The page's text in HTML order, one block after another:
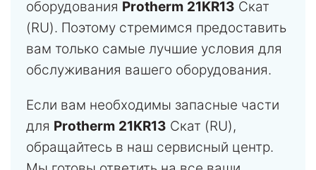
оборудования Protherm 21KR13 Скат
(RU). Поэтому стремимся предоставить
вам только самые лучшие условия для
обслуживания вашего оборудования.
Если вам необходимы запасные части
для Protherm 21KR13 Скат (RU),
обращайтесь в наш сервисный центр.